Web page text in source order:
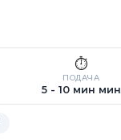
⏱️
ПОДАЧА
5 - 10 мин мин